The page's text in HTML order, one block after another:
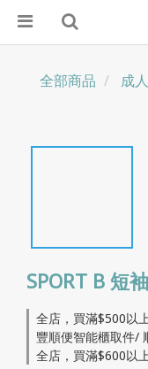
全部商品 成
SPORT B 短
全店，買滿$500以
豐順便智能櫃取件/
全店，買滿$600以